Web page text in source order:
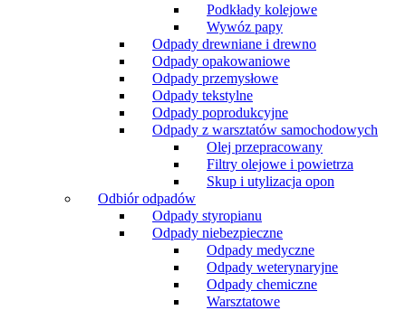
Podkłady kolejowe
Wywóz papy
Odpady drewniane i drewno
Odpady opakowaniowe
Odpady przemysłowe
Odpady tekstylne
Odpady poprodukcyjne
Odpady z warsztatów samochodowych
Olej przepracowany
Filtry olejowe i powietrza
Skup i utylizacja opon
Odbiór odpadów
Odpady styropianu
Odpady niebezpieczne
Odpady medyczne
Odpady weterynaryjne
Odpady chemiczne
Warsztatowe